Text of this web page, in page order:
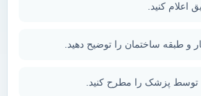
اعلام کنید.
و طبقه ساختمان را توضیح دهید.
توسط پزشک را مطرح کنید.